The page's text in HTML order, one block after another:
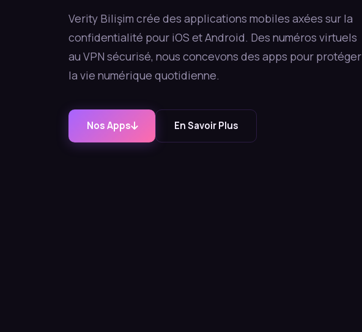
Verity Bilişim crée des applications mobiles axées sur la
confidentialité pour iOS et Android. Des numéros virtuels
au VPN sécurisé, nous concevons des apps pour protéger
la vie numérique quotidienne.
Nos Apps En Savoir Plus